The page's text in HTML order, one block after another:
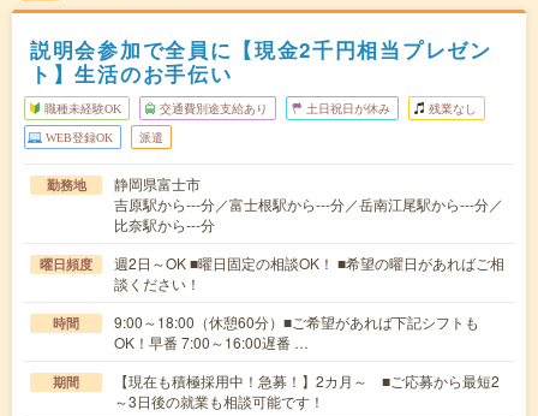
説明会参加で全員に【現金2千円相当プレゼン
ト】生活のお手伝い
職種未経験OK 交通費別途支給あり 土日祝日が休み 残業なし
WEB登録OK 派遣
勤務地
静岡県富士市
吉原駅から---分／富士根駅から---分／岳南江尾駅から---分／
比奈駅から---分
曜日頻度
週2日～OK ■曜日固定の相談OK！ ■希望の曜日があればご相
談ください！
時間
9:00～18:00（休憩60分）■ご希望があれば下記シフトも
OK！早番 7:00～16:00遅番 …
期間
【現在も積極採用中！急募！】2カ月～ ■ご応募から最短2
～3日後の就業も相談可能です！